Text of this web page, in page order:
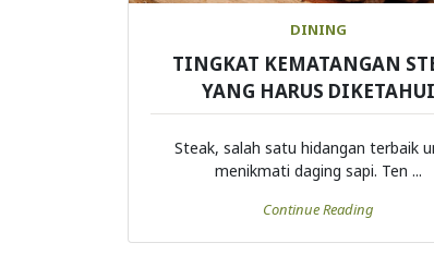
DINING
TINGKAT KEMATANGAN
YANG HARUS DIKETAHUI
Steak, salah satu hidangan terbaik
menikmati daging sapi. Ten ...
Continue Reading